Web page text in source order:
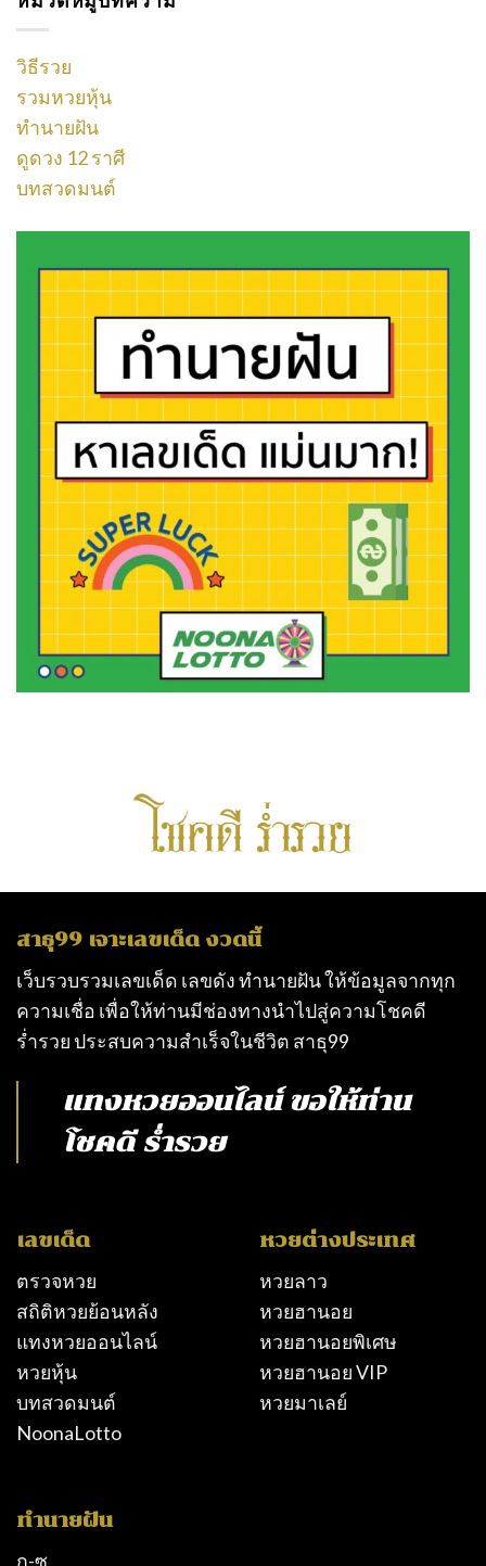
วิธีรวย
รวมหวยหุ้น
ทำนายฝัน
ดูดวง 12 ราศี
บทสวดมนต์
สาธุ99 เจาะเลขเด็ด งวดนี้
เว็บรวบรวมเลขเด็ด เลขดัง ทำนายฝัน ให้ข้อมูลจากทุก
ความเชื่อ เพื่อให้ท่านมีช่องทางนำไปสู่ความโชคดี
ร่ำรวย ประสบความสำเร็จในชีวิต สาธุ99
แทงหวยออนไลน์ขอให้ท่าน
โชคดี ร่ำรวย
เลขเด็ด
ตรวจหวย
สถิติหวยย้อนหลัง
แทงหวยออนไลน์
หวยหุ้น
บทสวดมนต์
NoonaLotto
หวยต่างประเทศ
หวยลาว
หวยฮานอย
หวยฮานอยพิเศษ
หวยฮานอย VIP
หวยมาเลย์
ทำนายฝัน
ก-ซ